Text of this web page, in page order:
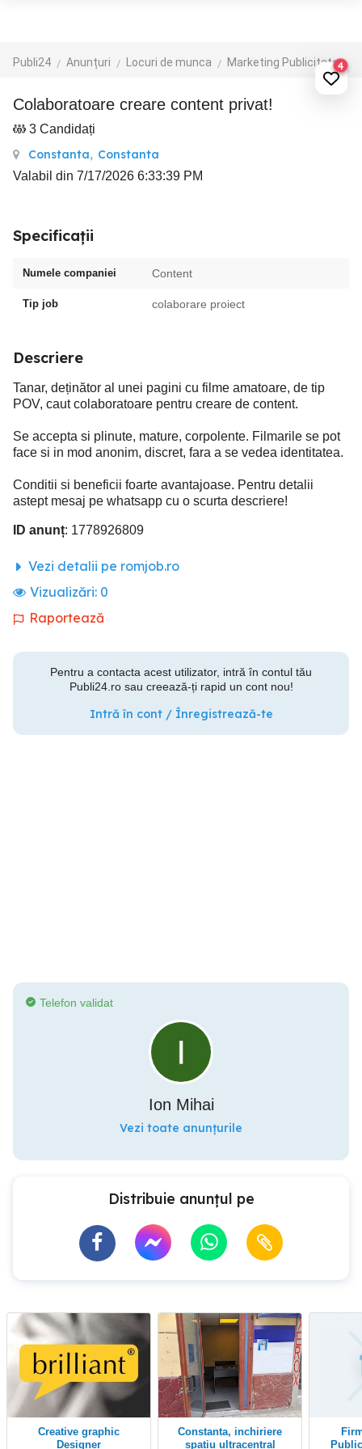
Publi24 Anunțuri Locuri de munca Marketing Publicitate4
Colaboratoare creare content privat!
3 Candidați
Constanta, Constanta
Valabil din 7/17/2026 6:33:39 PM
Specificații
Numele companiei Content
Tip job colaborare proiect
Descriere
Tanar, deținător al unei pagini cu filme amatoare, de tip
POV, caut colaboratoare pentru creare de content.
Se accepta si plinute, mature, corpolente. Filmarile se pot
face si in mod anonim, discret, fara a se vedea identitatea.
Conditii si beneficii foarte avantajoase. Pentru detalii
astept mesaj pe whatsapp cu o scurta descriere!
ID anunț: 1778926809
Vezi detalii pe romjob.ro
Vizualizări: 0
Raportează
Pentru a contacta acest utilizator, intră în contul tău
Publi24.ro sau creează-ți rapid un cont nou!
Intră în cont / Înregistrează-te
Telefon validat
Ion Mihai
Vezi toate anunțurile
Distribuie anunțul pe
Creative graphic
Designer
Constanta, inchiriere
spatiu ultracentral
Firma Producție